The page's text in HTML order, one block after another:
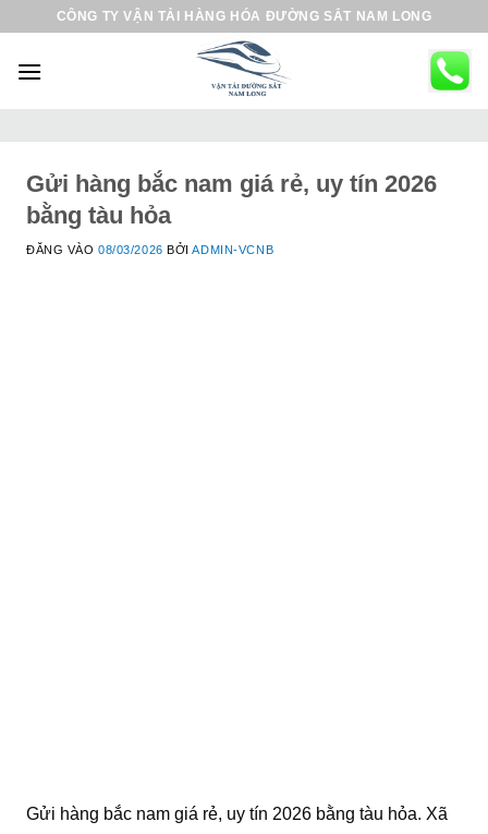
CÔNG TY VẬN TẢI HÀNG HÓA ĐƯỜNG SẮT NAM LONG
Gửi hàng bắc nam giá rẻ, uy tín 2026
bằng tàu hỏa
ĐĂNG VÀO08/03/2026 BỞIADMIN-VCNB
Gửi hàng bắc nam giá rẻ, uy tín 2026 bằng tàu hỏa. Xã